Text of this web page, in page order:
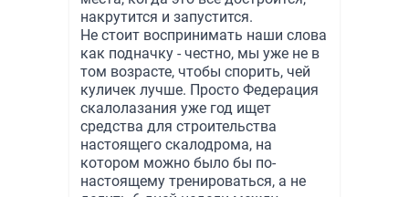
накрутится и запустится.
Не стоит воспринимать наши слова
как подначку - честно, мы уже не в
том возрасте, чтобы спорить, чей
куличек лучше. Просто Федерация
скалолазания уже год ищет
средства для строительства
настоящего скалодрома, на
котором можно было бы по-
настоящему тренироваться, а не